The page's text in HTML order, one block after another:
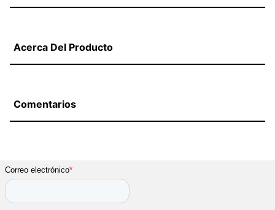
Acerca Del Producto
Comentarios